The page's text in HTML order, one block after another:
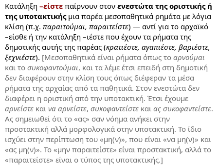
Κατάληξη –είστε παίρνουν στον ενεστώτα της οριστικής ή
της υποτακτικήςμια παρέα μεσοπαθητικά ρημάτα με λόγια
κλίση (π.χ. παραιτούμαι, παραιτείστε) — αντί για το αρχαϊκό
–είσθε ή την κατάληξη –ιέστε που έχουν τα ρήματα της
δημοτικής αυτής της παρέας (κρατιέστε, αγαπιέστε, βαριέστε,
ξεχνιέστε). [Μεσοπαθητικά είναι ρήματα όπως το αρνούμαι
και το συκοφαντούμαι, και τα λέμε έτσι επειδή στη δημοτική
δεν διαφέρουν στην κλίση τους όπως διέφεραν τα μέσα
ρήματα της αρχαίας από τα παθητικά. Στον ενεστώτα δεν
διαφέρει η οριστική από την υποτακτική. Έτσι έχουμε
αρνείστε και να αρνείστε, συκοφαντείστε και ας συκοφαντείστε.
Ας σημειωθεί ότι το «ας» σαν νόημα ανήκει στην
προστακτική αλλά μορφολογικά στην υποτακτική. Το ίδιο
ισχύει στην περίπτωση του «μη(ν)», που είναι «να μη(ν)» και
«ας μη(ν)». Το «μην παραιτείστε» είναι προστακτική, αλλά το
«παραιτείστε» είναι ο τύπος της υποτακτικής.]